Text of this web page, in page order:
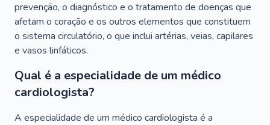
prevenção, o diagnóstico e o tratamento de doenças que
afetam o coração e os outros elementos que constituem
o sistema circulatório, o que inclui artérias, veias, capilares
e vasos linfáticos.
Qual é a especialidade de um médico
cardiologista?
A especialidade de um médico cardiologista é a